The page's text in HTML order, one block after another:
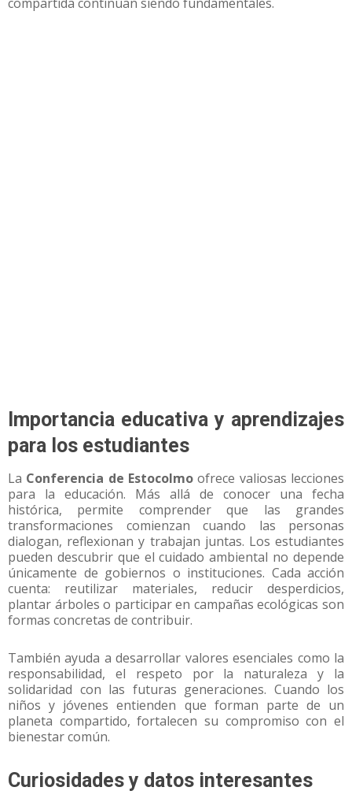
Importancia educativa y aprendizajes
para los estudiantes
La Conferencia de Estocolmo ofrece valiosas lecciones
para la educación. Más allá de conocer una fecha
histórica, permite comprender que las grandes
transformaciones comienzan cuando las personas
dialogan, reflexionan y trabajan juntas. Los estudiantes
pueden descubrir que el cuidado ambiental no depende
únicamente de gobiernos o instituciones. Cada acción
cuenta: reutilizar materiales, reducir desperdicios,
plantar árboles o participar en campañas ecológicas son
formas concretas de contribuir.
También ayuda a desarrollar valores esenciales como la
responsabilidad, el respeto por la naturaleza y la
solidaridad con las futuras generaciones. Cuando los
niños y jóvenes entienden que forman parte de un
planeta compartido, fortalecen su compromiso con el
bienestar común.
Curiosidades y datos interesantes